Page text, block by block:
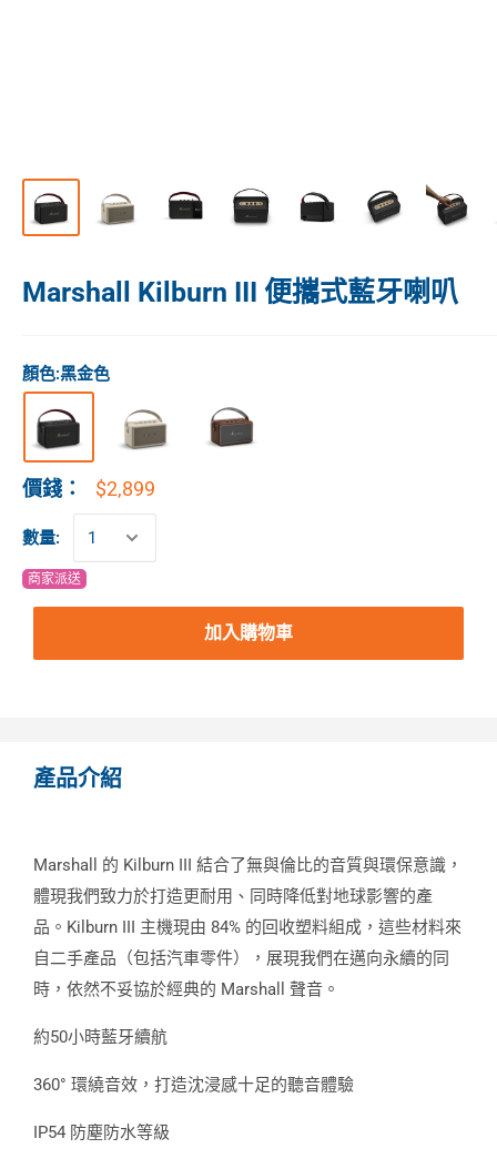
Marshall Kilburn III 便攜式藍牙喇叭
顏色:黑金色
價錢： $2,899
數量:
商家派送
加入購物車
產品介紹
Marshall 的 Kilburn III 結合了無與倫比的音質與環保意識，
體現我們致力於打造更耐用、同時降低對地球影響的產
品。Kilburn III 主機現由 84% 的回收塑料組成，這些材料來
自二手產品（包括汽車零件），展現我們在邁向永續的同
時，依然不妥協於經典的 Marshall 聲音。
約50小時藍牙續航
360° 環繞音效，打造沈浸感十足的聽音體驗
IP54 防塵防水等級